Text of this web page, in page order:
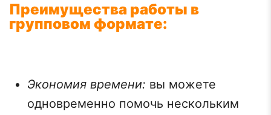
Преимущества работы в
групповом формате:
Экономия времени: вы можете
одновременно помочь нескольким